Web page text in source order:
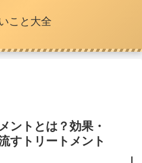
こと大全
ントとは？効果・
すトリートメント